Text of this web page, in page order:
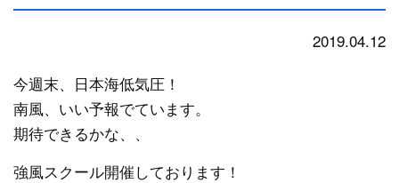
2019.04.12
今週末、日本海低気圧！
南風、いい予報でています。
期待できるかな、、
強風スクール開催しております！